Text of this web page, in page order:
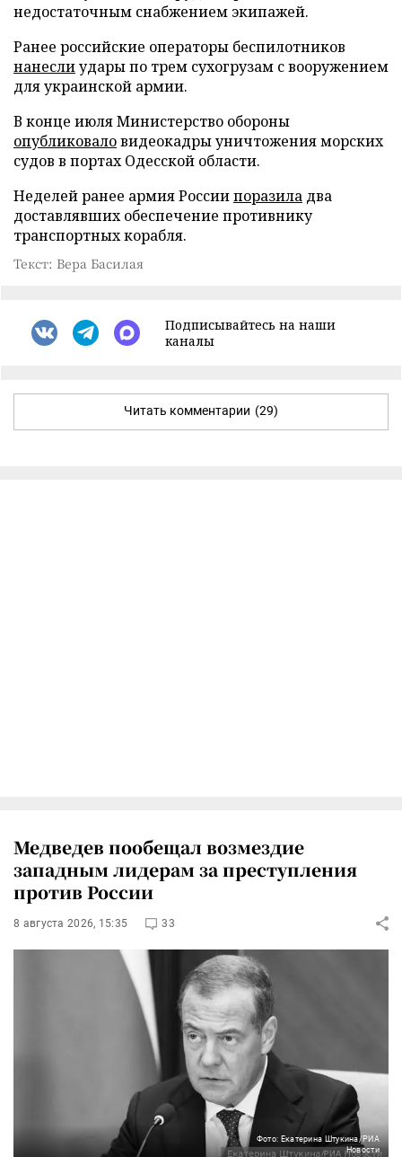
недостаточным снабжением экипажей.
Ранее российские операторы беспилотников
нанеслиудары по трем сухогрузам с вооружением
для украинской армии.
В конце июля Министерство обороны
опубликоваловидеокадры уничтожения морских
судов в портах Одесской области.
Неделей ранее армия Россиипоразила два
доставлявших обеспечение противнику
транспортных корабля.
Текст: Вера Басилая
Подписывайтесь на наши
каналы
Читать комментарии (29)
Медведев пообещал возмездие
западным лидерам за преступления
против России
8 августа 2026, 15:35 33
Фото: Екатерина Штукина/РИА
Новости